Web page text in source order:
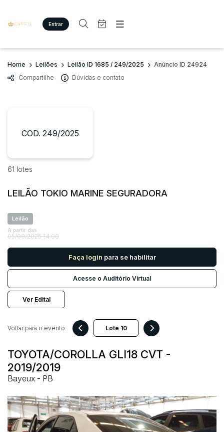
Entrar
Criar conta Entrar
Site
Agenda
Quem Somos
Imóveis
Veículos
Carros
Utilitário
Busca por palavra-chave
Bairro
Judiciais Extrajudiciais
R$
Quem Somos
Home Leilões Leilão ID 1685 / 249/2025
Anúncio ID 24924
Compartilhe
Dúvidas e contato
COD. 249/2025
61 lotes
LEILÃO TOKIO MARINE SEGURADORA
Leilão
A partir das
05/09/2025 14:00
Faça login para se habilitar
Acesse o Auditório Virtual
Ver Edital
TOYOTA/COROLLA GLI18 CVT -
2019/2019
Bayeux - PB
Voltar para o evento